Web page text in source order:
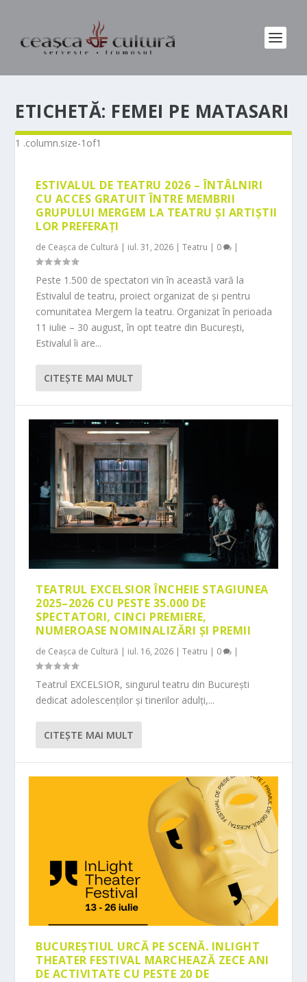
ETICHETĂ: FEMEI PE MATASARI
ESTIVALUL DE TEATRU 2026 – ÎNTÂLNIRI
CU ACCES GRATUIT ÎNTRE MEMBRII
GRUPULUI MERGEM LA TEATRU ȘI ARTIȘTII
LOR PREFERAȚI
de Ceașca de Cultură | iul. 31, 2026 |Teatru | 0 |
Peste 1.500 de spectatori vin în această vară la
Estivalul de teatru, proiect organizat de și pentru
comunitatea Mergem la teatru. Organizat în perioada
11 iulie – 30 august, în opt teatre din București,
Estivalul îi are...
CITEŞTE MAI MULT
TEATRUL EXCELSIOR ÎNCHEIE STAGIUNEA
2025–2026 CU PESTE 35.000 DE
SPECTATORI, CINCI PREMIERE,
NUMEROASE NOMINALIZĂRI ȘI PREMII
de Ceașca de Cultură | iul. 16, 2026 |Teatru | 0 |
Teatrul EXCELSIOR, singurul teatru din București
dedicat adolescenților și tinerilor adulți,...
CITEŞTE MAI MULT
BUCUREȘTIUL URCĂ PE SCENĂ. INLIGHT
THEATER FESTIVAL MARCHEAZĂ ZECE ANI
DE ACTIVITATE CU PESTE 20 DE